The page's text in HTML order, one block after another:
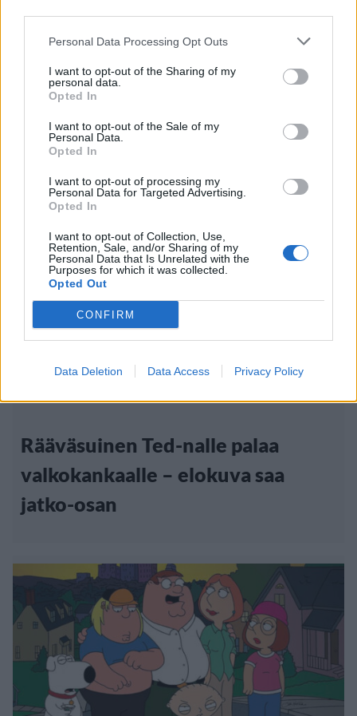
Personal Data Processing Opt Outs
I want to opt-out of the Sharing of my
personal data.
Opted In
I want to opt-out of the Sale of my
Personal Data.
Opted In
I want to opt-out of processing my
Personal Data for Targeted Advertising.
Opted In
I want to opt-out of Collection, Use,
Retention, Sale, and/or Sharing of my
Personal Data that Is Unrelated with the
Purposes for which it was collected.
Opted Out
CONFIRM
Data Deletion Data Access Privacy Policy
20.7.2014, 12:00
Seth MacFarlane oikeuteen –
hittielokuva olikin kopioitu?
Rääväsuinen Ted-nalle palaa
valkokankaalle – elokuva saa
jatko-osan